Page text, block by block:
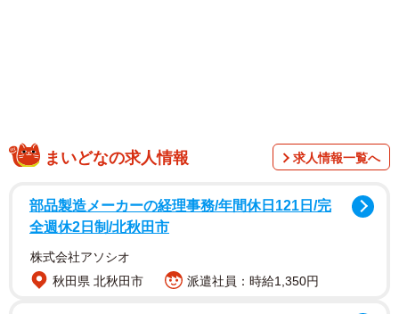
まいどなの求人情報 求人情報一覧へ
部品製造メーカーの経理事務/年間休日121日/完
全週休2日制/北秋田市
株式会社アソシオ
秋田県 北秋田市
派遣社員：時給1,350円